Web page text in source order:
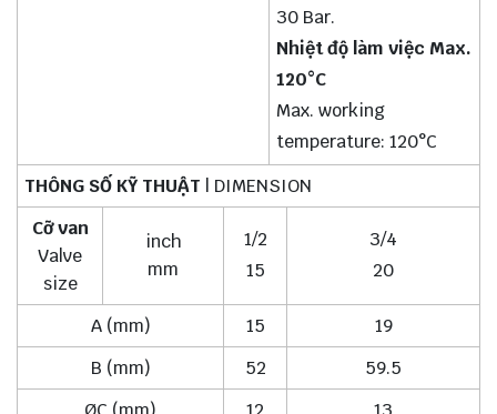
30 Bar.
Nhiệt độ làm việc Max.
120°C
Max. working
temperature: 120°C
THÔNG SỐ KỸ THUẬT
| DIMENSION
Cỡ van
Valve
size
inch
mm
1/2
15
3/4
20
A (mm) 15
19
B (mm)
52
59.5